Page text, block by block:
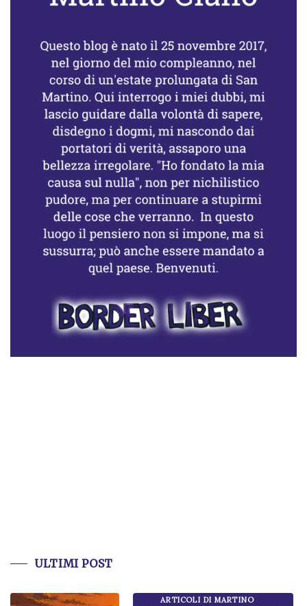
ULTIMI POST
ARTICOLI DI MARTINO